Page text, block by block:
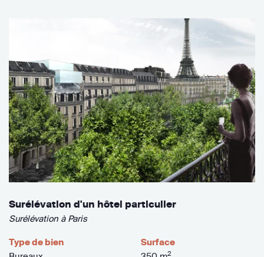
Surélévation d'un hôtel particulier
Surélévation à Paris
Type de bien
Surface
2